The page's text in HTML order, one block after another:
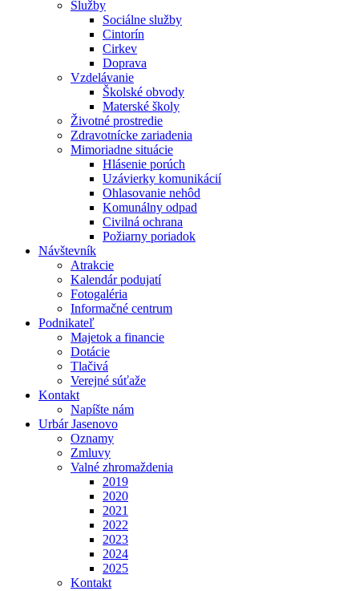
Služby
Sociálne služby
Cintorín
Cirkev
Doprava
Vzdelávanie
Školské obvody
Materské školy
Životné prostredie
Zdravotnícke zariadenia
Mimoriadne situácie
Hlásenie porúch
Uzávierky komunikácií
Ohlasovanie nehôd
Komunálny odpad
Civilná ochrana
Požiarny poriadok
Návštevník
Atrakcie
Kalendár podujatí
Fotogaléria
Informačné centrum
Podnikateľ
Majetok a financie
Dotácie
Tlačivá
Verejné súťaže
Kontakt
Napíšte nám
Urbár Jasenovo
Oznamy
Zmluvy
Valné zhromaždenia
2019
2020
2021
2022
2023
2024
2025
Kontakt